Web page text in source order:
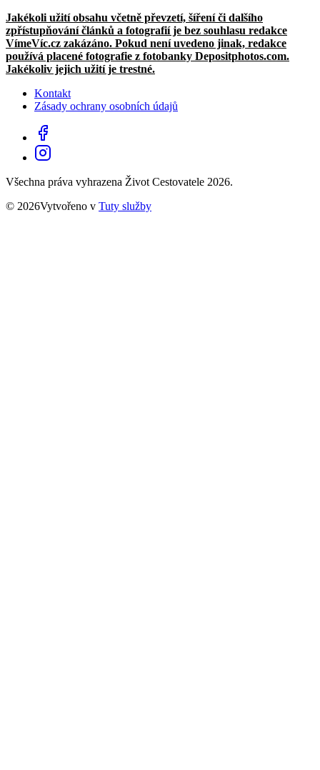
Jakékoli užití obsahu včetně převzetí, šíření či dalšího
zpřístupňování článků a fotografií je bez souhlasu redakce
VímeVíc.cz zakázáno. Pokud není uvedeno jinak, redakce
používá placené fotografie z fotobanky Depositphotos.com.
Jakékoliv jejich užití je trestné.
Kontakt
Zásady ochrany osobních údajů
Všechna práva vyhrazena Život Cestovatele 2026.
© 2026Vytvořeno v Tuty služby